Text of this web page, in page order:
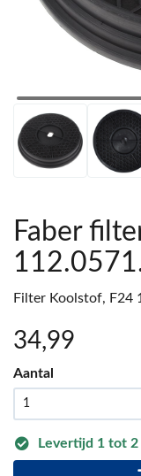
Faber
Filter Koolstof, F24
34,99
Aantal
Levertijd 1 tot 2